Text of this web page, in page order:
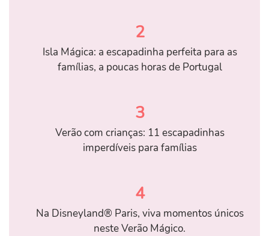
2
Isla Mágica: a escapadinha perfeita para as
famílias, a poucas horas de Portugal
3
Verão com crianças: 11 escapadinhas
imperdíveis para famílias
4
Na Disneyland® Paris, viva momentos únicos
neste Verão Mágico.